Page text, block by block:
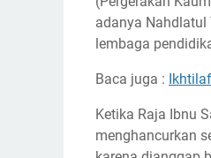
adanya
lembaga
Baca juga :
Ketika Raja Ibnu
menghancurkan